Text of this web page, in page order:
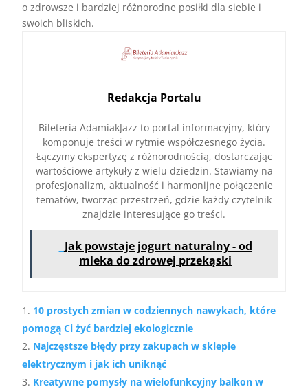
o zdrowsze i bardziej różnorodne posiłki dla siebie i
swoich bliskich.
Redakcja Portalu
Bileteria AdamiakJazz to portal informacyjny, który
komponuje treści w rytmie współczesnego życia.
Łączymy ekspertyzę z różnorodnością, dostarczając
wartościowe artykuły z wielu dziedzin. Stawiamy na
profesjonalizm, aktualność i harmonijne połączenie
tematów, tworząc przestrzeń, gdzie każdy czytelnik
znajdzie interesujące go treści.
Jak powstaje jogurt naturalny - od
mleka do zdrowej przekąski
10 prostych zmian w codziennych nawykach, które
pomogą Ci żyć bardziej ekologicznie
Najczęstsze błędy przy zakupach w sklepie
elektrycznym i jak ich uniknąć
Kreatywne pomysły na wielofunkcyjny balkon w